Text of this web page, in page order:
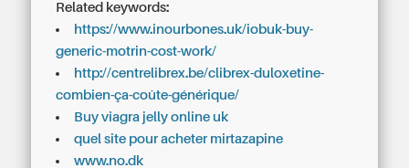
Related keywords:
https://www.inourbones.uk/iobuk-buy-
generic-motrin-cost-work/
http://centrelibrex.be/clibrex-duloxetine-
combien-ça-coûte-générique/
Buy viagra jelly online uk
quel site pour acheter mirtazapine
www.no.dk